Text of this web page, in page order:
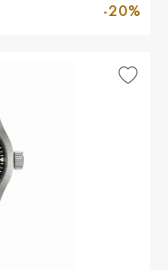
-20%